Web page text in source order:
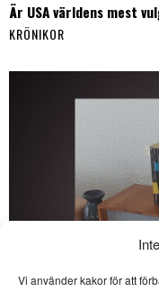
Vi använder kakor för att
Är USA världens mest
KRÖNIKOR